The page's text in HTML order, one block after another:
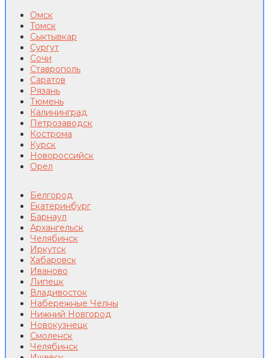
Омск
Томск
Сыктывкар
Сургут
Сочи
Ставрополь
Саратов
Рязань
Тюмень
Калининград
Петрозаводск
Кострома
Курск
Новороссийск
Орел
Белгород
Екатеринбург
Барнаул
Архангельск
Челябинск
Иркутск
Хабаровск
Иваново
Липецк
Владивосток
Набережные Челны
Нижний Новгород
Новокузнецк
Смоленск
Челябинск